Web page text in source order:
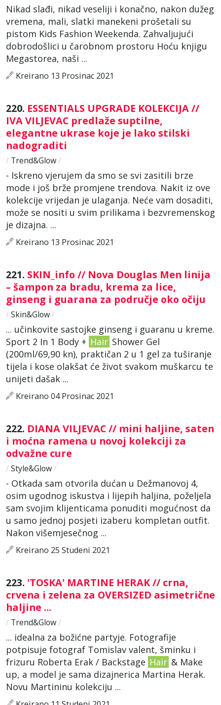
Nikad slađi, nikad veseliji i konačno, nakon dužeg
vremena, mali, slatki manekeni prošetali su
pistom Kids Fashion Weekenda. Zahvaljujući
dobrodošlici u čarobnom prostoru Hoću knjigu
Megastorea, naši ...
Kreirano 13 Prosinac 2021
220. ESSENTIALS UPGRADE KOLEKCIJA //
IVA VILJEVAC predlaže suptilne,
elegantne ukrase koje je lako stilski
nadograditi
/ Trend&Glow/
- Iskreno vjerujem da smo se svi zasitili brze
mode i još brže promjene trendova. Nakit iz ove
kolekcije vrijedan je ulaganja. Neće vam dosaditi,
može se nositi u svim prilikama i bezvremenskog
je dizajna. ...
Kreirano 13 Prosinac 2021
221. SKIN_info // Nova Douglas Men linija
– šampon za bradu, krema za lice,
ginseng i guarana za područje oko očiju
/ Skin&Glow/
... učinkovite sastojke ginseng i guaranu u kreme.
Sport 2 In 1 Body + Hair Shower Gel
(200ml/69,90 kn), praktičan 2 u 1 gel za tuširanje
tijela i kose olakšat će život svakom muškarcu te
unijeti dašak ...
Kreirano 04 Prosinac 2021
222. DIANA VILJEVAC // mini haljine, saten
i moćna ramena u novoj kolekciji za
odvažne cure
/ Style&Glow/
- Otkada sam otvorila dućan u Dežmanovoj 4,
osim ugodnog iskustva i lijepih haljina, poželjela
sam svojim klijenticama ponuditi mogućnost da
u samo jednoj posjeti izaberu kompletan outfit.
Nakon višemjesečnog ...
Kreirano 25 Studeni 2021
223. 'TOSKA' MARTINE HERAK // crna,
crvena i zelena za OVERSIZED asimetrične
haljine ...
/ Trend&Glow/
... idealna za božićne partyje. Fotografije
potpisuje fotograf Tomislav valent, šminku i
frizuru Roberta Erak / Backstage Hair & Make
up, a model je sama dizajnerica Martina Herak.
Novu Martininu kolekciju ...